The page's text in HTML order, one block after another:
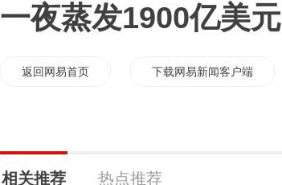
一夜蒸发1900亿美元
返回网易首页 下载网易新闻客户端
相关推荐 热点推荐